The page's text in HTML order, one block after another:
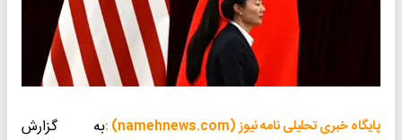
پایگاه خبری تحلیلی نامه نیوز (namehnews.com) :
به گزارش